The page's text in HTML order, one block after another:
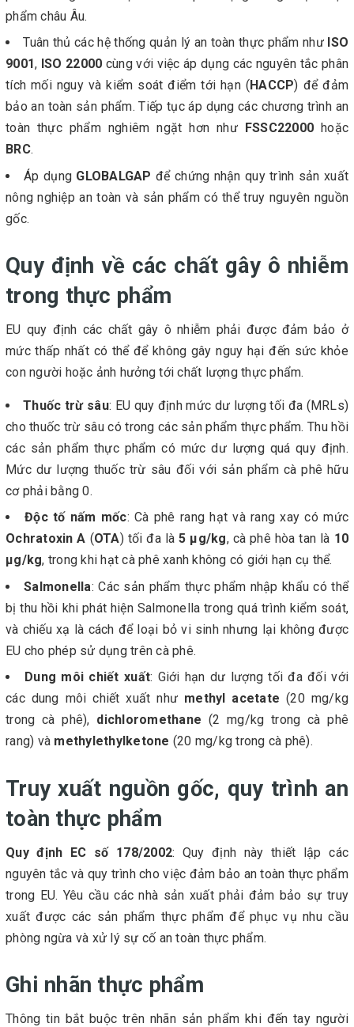
phẩm châu Âu.
Tuân thủ các hệ thống quản lý an toàn thực phẩm như ISO
9001, ISO 22000 cùng với việc áp dụng các nguyên tắc phân
tích mối nguy và kiểm soát điểm tới hạn (HACCP) để đảm
bảo an toàn sản phẩm. Tiếp tục áp dụng các chương trình an
toàn thực phẩm nghiêm ngặt hơn như FSSC22000 hoặc
BRC.
Áp dụng GLOBALGAP để chứng nhận quy trình sản xuất
nông nghiệp an toàn và sản phẩm có thể truy nguyên nguồn
gốc.
Quy định về các chất gây ô nhiễm
trong thực phẩm
EU quy định các chất gây ô nhiễm phải được đảm bảo ở
mức thấp nhất có thể để không gây nguy hại đến sức khỏe
con người hoặc ảnh hưởng tới chất lượng thực phẩm.
Thuốc trừ sâu: EU quy định mức dư lượng tối đa (MRLs)
cho thuốc trừ sâu có trong các sản phẩm thực phẩm. Thu hồi
các sản phẩm thực phẩm có mức dư lượng quá quy định.
Mức dư lượng thuốc trừ sâu đối với sản phẩm cà phê hữu
cơ phải bằng 0.
Độc tố nấm mốc: Cà phê rang hạt và rang xay có mức
Ochratoxin A (OTA) tối đa là 5 μg/kg, cà phê hòa tan là 10
μg/kg, trong khi hạt cà phê xanh không có giới hạn cụ thể.
Salmonella: Các sản phẩm thực phẩm nhập khẩu có thể
bị thu hồi khi phát hiện Salmonella trong quá trình kiểm soát,
và chiếu xạ là cách để loại bỏ vi sinh nhưng lại không được
EU cho phép sử dụng trên cà phê.
Dung môi chiết xuất: Giới hạn dư lượng tối đa đối với
các dung môi chiết xuất như methyl acetate (20 mg/kg
trong cà phê), dichloromethane (2 mg/kg trong cà phê
rang) và methylethylketone (20 mg/kg trong cà phê).
Truy xuất nguồn gốc, quy trình an
toàn thực phẩm
Quy định EC số 178/2002: Quy định này thiết lập các
nguyên tắc và quy trình cho việc đảm bảo an toàn thực phẩm
trong EU. Yêu cầu các nhà sản xuất phải đảm bảo sự truy
xuất được các sản phẩm thực phẩm để phục vụ nhu cầu
phòng ngừa và xử lý sự cố an toàn thực phẩm.
Ghi nhãn thực phẩm
Thông tin bắt buộc trên nhãn sản phẩm khi đến tay người